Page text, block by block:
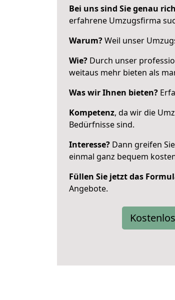
Bei uns sind Sie genau
erfahrene Umzugsfirma
Warum?Weil unser
Wie? Durch unser
weitaus mehr bieten als
Was wir Ihnen bieten?
Kompetenz, da wir die
Bedürfnisse sind.
Interesse? Dann greifen
einmal ganz bequem
Füllen Sie jetzt das
Angebote.